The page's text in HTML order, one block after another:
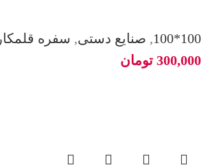
100*100
, صنایع دستی, سفره قلمکار
300,000 تومان